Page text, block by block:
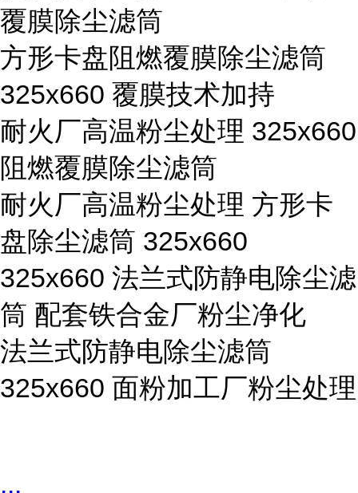
覆膜除尘滤筒
方形卡盘阻燃覆膜除尘滤筒
325x660 覆膜技术加持
耐火厂高温粉尘处理 325x660
阻燃覆膜除尘滤筒
耐火厂高温粉尘处理 方形卡
盘除尘滤筒 325x660
325x660 法兰式防静电除尘滤
筒 配套铁合金厂粉尘净化
法兰式防静电除尘滤筒
325x660 面粉加工厂粉尘处理
...